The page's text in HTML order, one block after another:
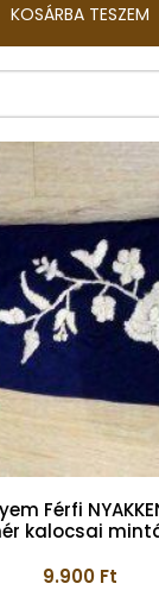
KOSÁRBA TESZEM
Férfi
kalocsai
9.900 Ft